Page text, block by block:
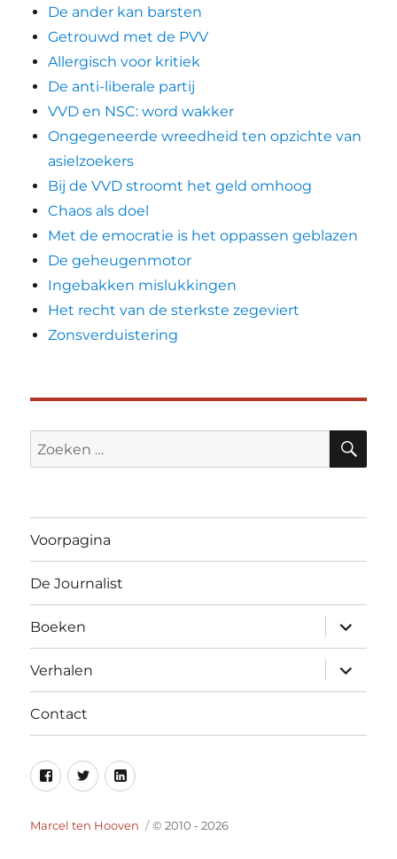
De ander kan barsten
Getrouwd met de PVV
Allergisch voor kritiek
De anti-liberale partij
VVD en NSC: word wakker
Ongegeneerde wreedheid ten opzichte van
asielzoekers
Bij de VVD stroomt het geld omhoog
Chaos als doel
Met de emocratie is het oppassen geblazen
De geheugenmotor
Ingebakken mislukkingen
Het recht van de sterkste zegeviert
Zonsverduistering
Zoeken
naar:
Voorpagina
De Journalist
Boeken
Verhalen
Contact
Facebook
TwitterLinkedin
Marcel ten Hooven © 2010 - 2026